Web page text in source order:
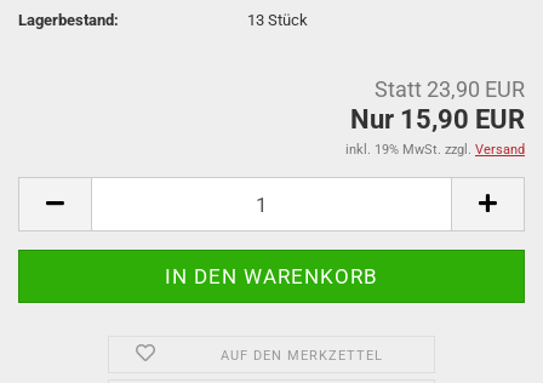
Lagerbestand: 13Stück
Statt 23,90 EUR
Nur 15,90 EUR
inkl. 19% MwSt. zzgl. Versand
AUF DEN MERKZETTEL